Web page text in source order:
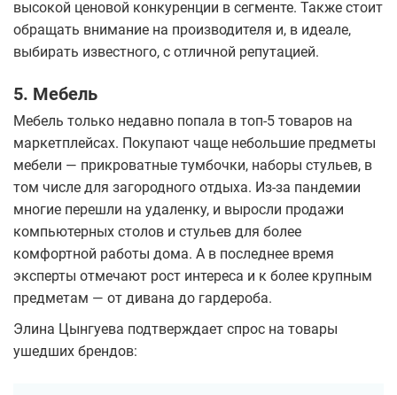
высокой ценовой конкуренции в сегменте. Также стоит
обращать внимание на производителя и, в идеале,
выбирать известного, с отличной репутацией.
5. Мебель
Мебель только недавно попала в топ-5 товаров на
маркетплейсах. Покупают чаще небольшие предметы
мебели — прикроватные тумбочки, наборы стульев, в
том числе для загородного отдыха. Из-за пандемии
многие перешли на удаленку, и выросли продажи
компьютерных столов и стульев для более
комфортной работы дома. А в последнее время
эксперты отмечают рост интереса и к более крупным
предметам — от дивана до гардероба.
Элина Цынгуева подтверждает спрос на товары
ушедших брендов: